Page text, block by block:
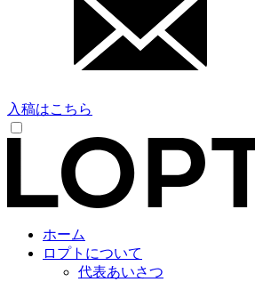
入稿はこちら
ホーム
ロプトについて
代表あいさつ